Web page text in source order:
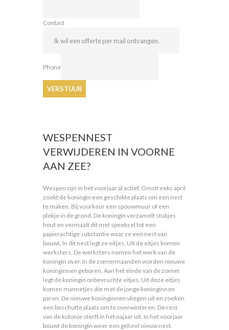
Contact
Phone
VERSTUUR
WESPENNEST
VERWIJDEREN IN VOORNE
AAN ZEE?
Wespen zijn in het voorjaar al actief. Omstreeks april
zoekt de koningin een geschikte plaats om een nest
te maken. Bij voorkeur een spouwmuur of een
plekje in de grond. De koningin verzamelt stukjes
hout en vermaalt dit met speeksel tot een
papierachtige substantie waar ze een nest van
bouwt. In dit nest legt ze eitjes. Uit de eitjes komen
werksters. De werksters nemen het werk van de
koningin over. In de zomermaanden worden nieuwe
koninginnen geboren. Aan het einde van de zomer
legt de koningin onbevruchte eitjes. Uit deze eitjes
komen mannetjes die met de jonge koninginnen
paren. De nieuwe koninginnen vliegen uit en zoeken
een beschutte plaats om te overwinteren. De rest
van de kolonie sterft in het najaar uit. In het voorjaar
bouwt de koningin weer een geheel nieuw nest.